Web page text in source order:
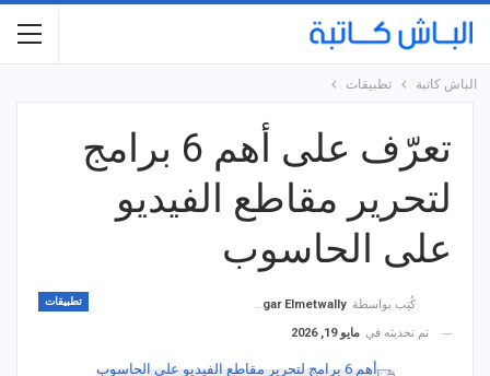
الباش كاتبة تطبيقات
تعرّف على أهم 6 برامج
لتحرير مقاطع الفيديو
على الحاسوب
تطبيقات كُتِب بواسطة Hagar Elmetwally
تم تحديثه في مايو 19, 2026